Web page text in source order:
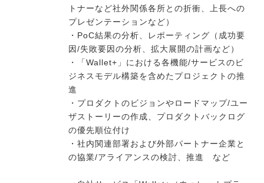
トナーなど社外関係各所との折衝、上長への
プレゼンテーションなど）
・PoC結果の分析、レポーティング（成功要
因/失敗要因の分析、拡大展開の計画など）
・「Wallet+」における各機能/サービスのビ
ジネスモデル構築を含めたプロジェクトの推
進
・プロダクトのビジョンやロードマップ/ユー
ザストーリーの作成、プロダクトバックログ
の優先順位付け
・社内関連部署および外部パートナー企業と
の協業/アライアンスの検討、推進 など